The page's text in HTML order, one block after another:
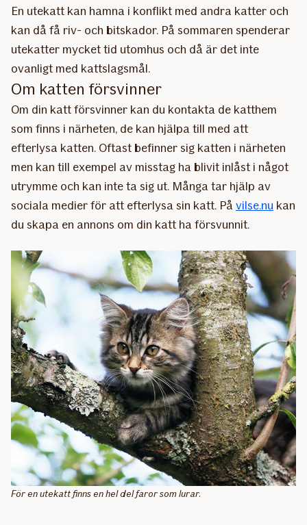
En utekatt kan hamna i konflikt med andra katter och
kan då få riv- och bitskador. På sommaren spenderar
utekatter mycket tid utomhus och då är det inte
ovanligt med kattslagsmål.
Om katten försvinner
Om din katt försvinner kan du kontakta de katthem
som finns i närheten, de kan hjälpa till med att
efterlysa katten. Oftast befinner sig katten i närheten
men kan till exempel av misstag ha blivit inlåst i något
utrymme och kan inte ta sig ut. Många tar hjälp av
sociala medier för att efterlysa sin katt. På vilse.nu kan
du skapa en annons om din katt ha försvunnit.
För en utekatt finns en hel del faror som lurar.